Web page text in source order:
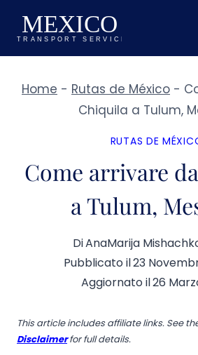
Salta
contenuto
Home - Rutas de México -
Chiquila a Tulum,
RUTAS DE
Come arrivare
a Tulum,
DiAnaMarija
Pubblicato il23
Aggiornato il26
This article includes affiliate links. See
Disclaimerfor full details.